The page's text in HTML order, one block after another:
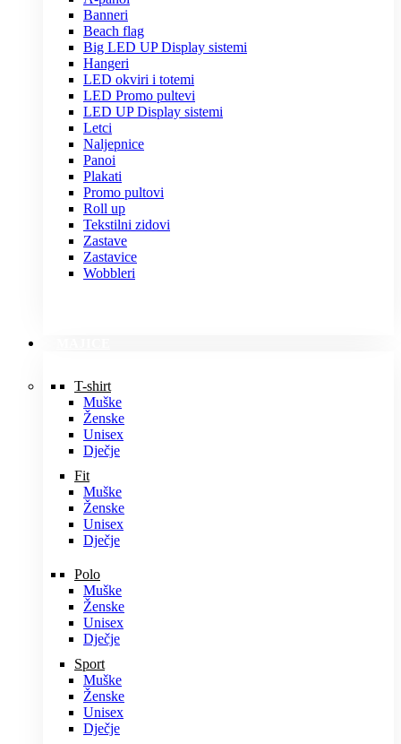
Banneri
Beach flag
Big LED UP Display sistemi
Hangeri
LED okviri i totemi
LED Promo pultevi
LED UP Display sistemi
Letci
Naljepnice
Panoi
Plakati
Promo pultovi
Roll up
Tekstilni zidovi
Zastave
Zastavice
Wobbleri
T-shirt
Muške
Ženske
Unisex
Dječje
Fit
Muške
Ženske
Unisex
Dječje
Polo
Muške
Ženske
Unisex
Dječje
Sport
Muške
Ženske
Unisex
Dječje